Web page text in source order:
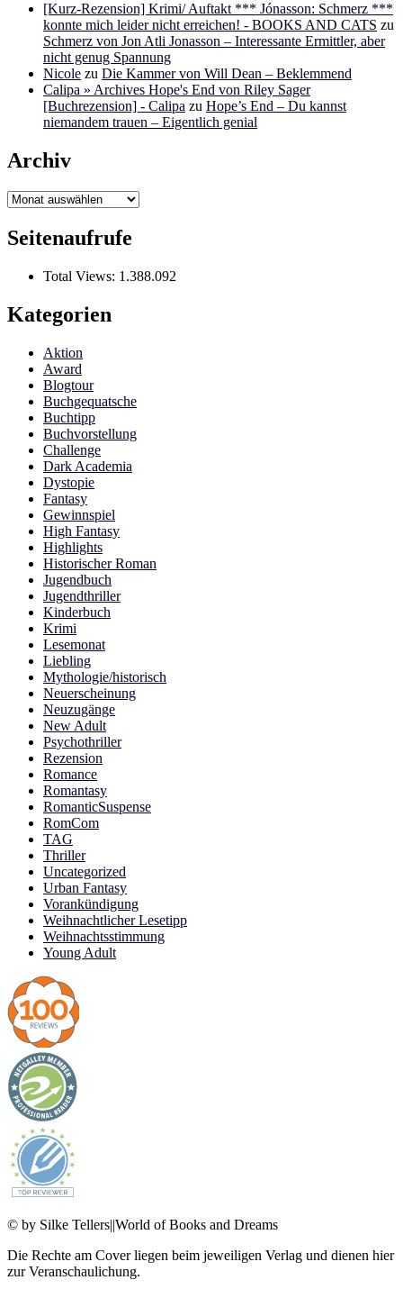
[Kurz-Rezension] Krimi/ Auftakt *** Jónasson: Schmerz ***
konnte mich leider nicht erreichen! - BOOKS AND CATS zu
Schmerz von Jon Atli Jonasson – Interessante Ermittler, aber
nicht genug Spannung
Nicole zu Die Kammer von Will Dean – Beklemmend
Calipa » Archives Hope's End von Riley Sager
[Buchrezension] - Calipa zu Hope’s End – Du kannst
niemandem trauen – Eigentlich genial
Archiv
Archiv
Seitenaufrufe
Total Views: 1.388.092
Kategorien
Aktion
Award
Blogtour
Buchgequatsche
Buchtipp
Buchvorstellung
Challenge
Dark Academia
Dystopie
Fantasy
Gewinnspiel
High Fantasy
Highlights
Historischer Roman
Jugendbuch
Jugendthriller
Kinderbuch
Krimi
Lesemonat
Liebling
Mythologie/historisch
Neuerscheinung
Neuzugänge
New Adult
Psychothriller
Rezension
Romance
Romantasy
RomanticSuspense
RomCom
TAG
Thriller
Uncategorized
Urban Fantasy
Vorankündigung
Weihnachtlicher Lesetipp
Weihnachtsstimmung
Young Adult
© by Silke Tellers||World of Books and Dreams
Die Rechte am Cover liegen beim jeweiligen Verlag und dienen hier
zur Veranschaulichung.